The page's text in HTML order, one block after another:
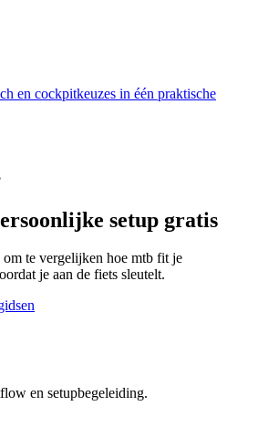
en cockpitkeuzes in één praktische
setup gratis
te vergelijken hoe mtb fit je
je aan de fiets sleutelt.
en setupbegeleiding.